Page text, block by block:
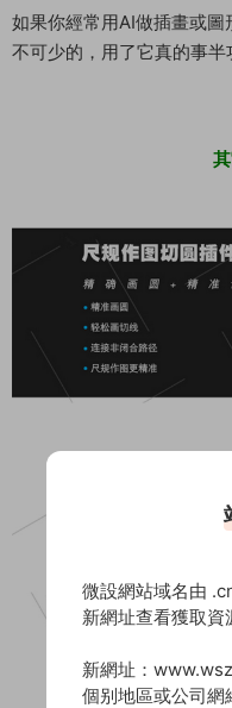
如果你經常用AI做插畫或
不可少的，用了它真的事半
微設網站域名由
新網址查看獲取資
新網址：
個别地區或公司網